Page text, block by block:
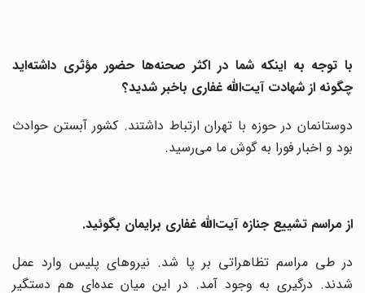
با توجه به اینکه شما در اکثر صحنه‌ها حضور مؤثری داشته‌اید
چگونه از شهادت آیت‌الله غفاری باخبر شدید؟
دوستانمان در حوزه با تهران ارتباط داشتند. کشور آبستن حوادث
بود و اخبار فورا به گوش ما می‌رسید.
از مراسم تشییع جنازه آیت‌الله غفاری برایمان بگوئید.
در طی مراسم تظاهراتی بر پا شد. نیروهای پلیس وارد عمل
شدند. درگیری به وجود آمد. در این میان عده‌ای هم دستگیر